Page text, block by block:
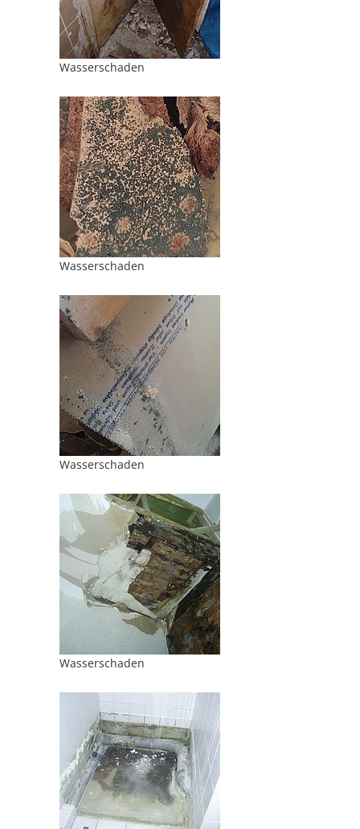
Wasserschaden
Wasserschaden
Wasserschaden
Wasserschaden